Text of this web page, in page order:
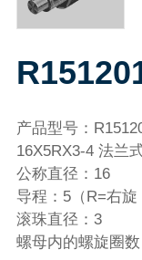
产品型号：
16X5RX3-4 法兰
公称直径：16
导程：5（R=右旋
滚珠直径：3
螺母内的螺旋圈